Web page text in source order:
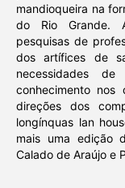
mandioqueira na
do Rio Grande.
pesquisas de
dos artífices de
necessidades
conhecimento nos
direções dos
longínquas lan
mais uma edição
Calado de Araújo e